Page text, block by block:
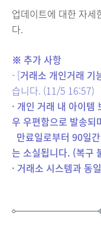
업데이트에 대한 자세
다.
※ 추가 사항
- [거래소 개인거래 기
습니다. (11/5 16:57)
· 개인 거래 내 아이템
우 우편함으로 발송되
만료일로부터 90일
는 소실됩니다. (복구
· 거래소 시스템과 동